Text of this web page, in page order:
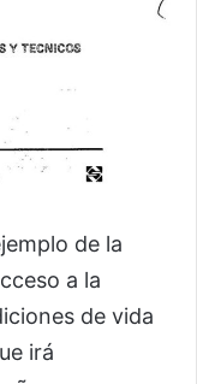
de la
a la
de vida
irá